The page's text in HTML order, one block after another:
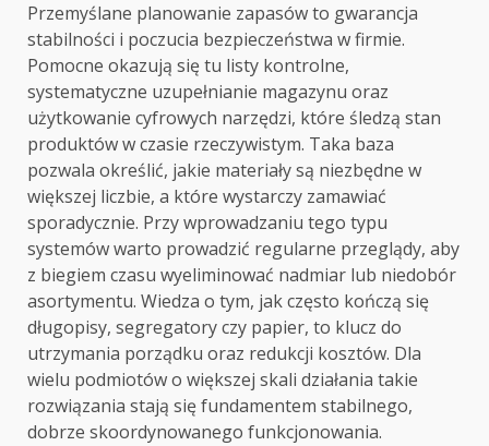
Przemyślane planowanie zapasów to gwarancja
stabilności i poczucia bezpieczeństwa w firmie.
Pomocne okazują się tu listy kontrolne,
systematyczne uzupełnianie magazynu oraz
użytkowanie cyfrowych narzędzi, które śledzą stan
produktów w czasie rzeczywistym. Taka baza
pozwala określić, jakie materiały są niezbędne w
większej liczbie, a które wystarczy zamawiać
sporadycznie. Przy wprowadzaniu tego typu
systemów warto prowadzić regularne przeglądy, aby
z biegiem czasu wyeliminować nadmiar lub niedobór
asortymentu. Wiedza o tym, jak często kończą się
długopisy, segregatory czy papier, to klucz do
utrzymania porządku oraz redukcji kosztów. Dla
wielu podmiotów o większej skali działania takie
rozwiązania stają się fundamentem stabilnego,
dobrze skoordynowanego funkcjonowania.